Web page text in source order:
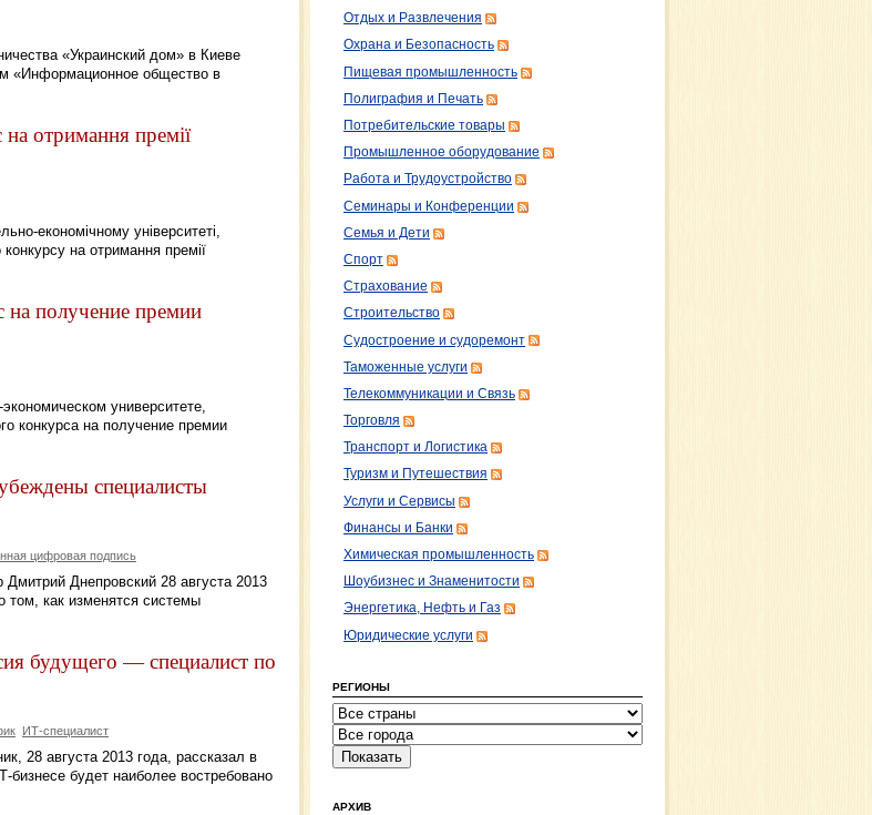
«Украинский дом» в Киеве
«Информационное общество в
на отримання премії
економічному університеті,
на отримання премії
на получение премии
университете,
конкурса на получение премии
специалисты
цифровая подпись
Днепровский 28 августа 2013
том, как изменятся системы
будущего — специалист по
ИТ-специалист
28 августа 2013 года, рассказал в
будет наиболее востребовано
Отдых и Развлечения
Охрана и Безопасность
Пищевая промышленность
Полиграфия и Печать
Потребительские товары
Промышленное оборудование
Работа и Трудоустройство
Семинары и Конференции
Семья и Дети
Спорт
Страхование
Строительство
Судостроение и судоремонт
Таможенные услуги
Телекоммуникации и Связь
Торговля
Транспорт и Логистика
Туризм и Путешествия
Услуги и Сервисы
Финансы и Банки
Химическая промышленность
Шоубизнес и Знаменитости
Энергетика, Нефть и Газ
Юридические услуги
РЕГИОНЫ
АРХИВ